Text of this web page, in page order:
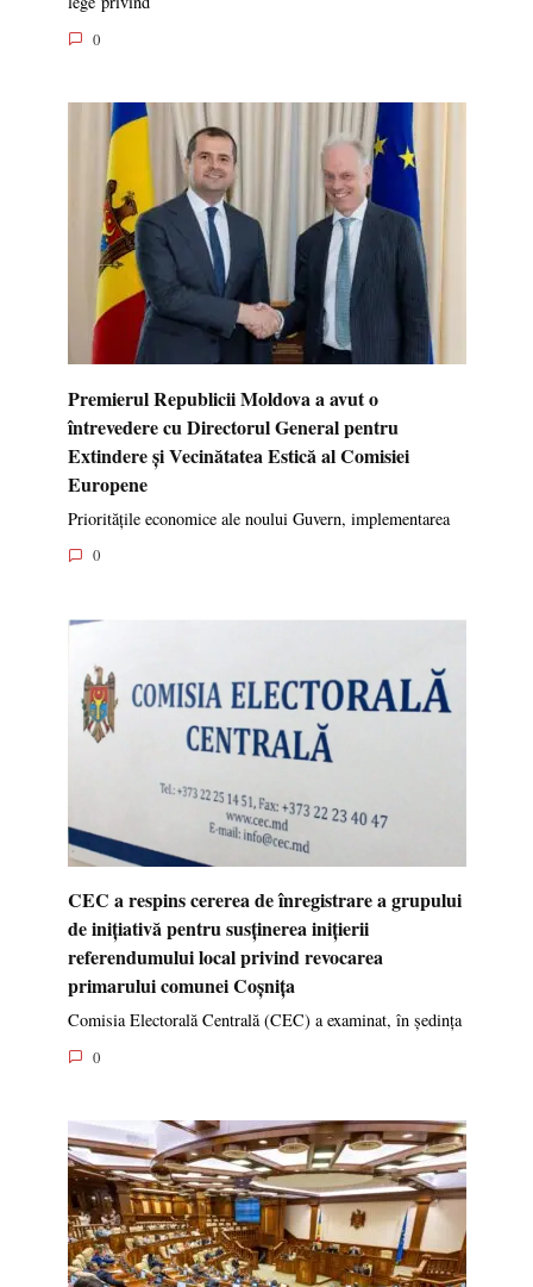
0
Premierul Republicii Moldova a avut o
întrevedere cu Directorul General pentru
Extindere și Vecinătatea Estică al Comisiei
Europene
Prioritățile economice ale noului Guvern, implementarea
0
CEC a respins cererea de înregistrare a grupului
de inițiativă pentru susținerea inițierii
referendumului local privind revocarea
primarului comunei Coșnița
Comisia Electorală Centrală (CEC) a examinat, în ședința
0